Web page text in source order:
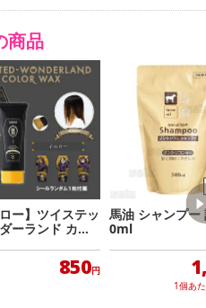
商品
ロー】ツイステッ
ーランド カラ
850円
馬油 シャンプー
0ml
1個あ